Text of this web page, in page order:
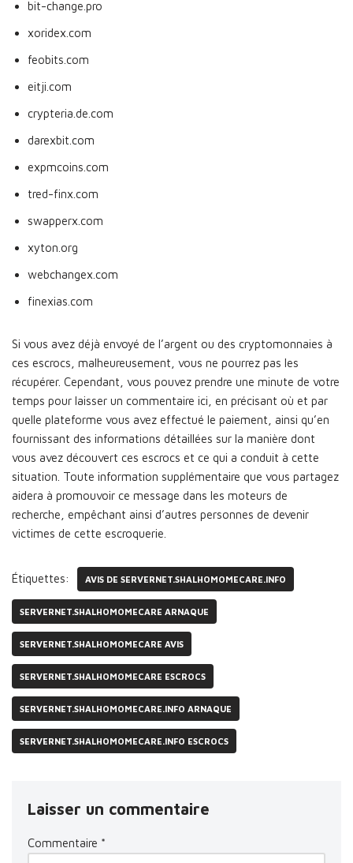
bit-change.pro
xoridex.com
feobits.com
eitji.com
crypteria.de.com
darexbit.com
expmcoins.com
tred-finx.com
swapperx.com
xyton.org
webchangex.com
finexias.com
Si vous avez déjà envoyé de l’argent ou des cryptomonnaies à
ces escrocs, malheureusement, vous ne pourrez pas les
récupérer. Cependant, vous pouvez prendre une minute de votre
temps pour laisser un commentaire ici, en précisant où et par
quelle plateforme vous avez effectué le paiement, ainsi qu’en
fournissant des informations détaillées sur la manière dont
vous avez découvert ces escrocs et ce qui a conduit à cette
situation. Toute information supplémentaire que vous partagez
aidera à promouvoir ce message dans les moteurs de
recherche, empêchant ainsi d’autres personnes de devenir
victimes de cette escroquerie.
Étiquettes: AVIS DE SERVERNET.SHALHOMOMECARE.INFO
SERVERNET.SHALHOMOMECARE ARNAQUE
SERVERNET.SHALHOMOMECARE AVIS
SERVERNET.SHALHOMOMECARE ESCROCS
SERVERNET.SHALHOMOMECARE.INFO ARNAQUE
SERVERNET.SHALHOMOMECARE.INFO ESCROCS
Laisser un commentaire
Commentaire *